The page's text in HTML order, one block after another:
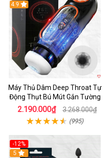
Hot
4.9
Máy Thủ Dâm Deep Throat Tự
Động Thụt Bú Mút Gắn Tường
2.190.000₫ 3.268.000₫
(995)
-12%
Hot
5